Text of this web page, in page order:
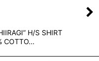
H/S SHIRT
COTTO…